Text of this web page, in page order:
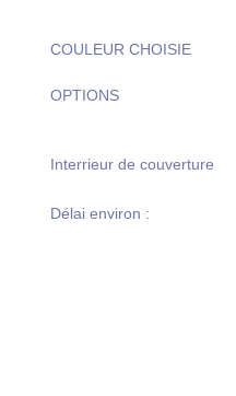
COULEUR CHOISIE
OPTIONS
Interrieur de couverture
Délai environ :